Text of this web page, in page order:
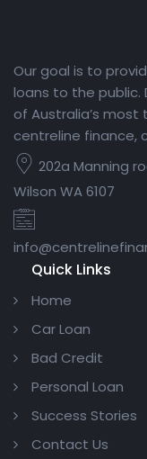
Our goal is to
loans to the public.
of Australia’s most
centreline finance,
202a Manning
Wilson WA 6107
Quick Links
Home
Car Loan
Bad Credit
Personal Loan
Success Stories
Contact Us